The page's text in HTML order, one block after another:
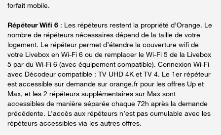
forfait mobile.
Répéteur Wifi 6 : Les répéteurs restent la propriété d’Orange. Le
nombre de répéteurs nécessaires dépend de la taille de votre
logement. Le répéteur permet d’étendre la couverture wifi de
votre Livebox en Wi-Fi 6 ou de remplacer le Wi-Fi 5 de la Livebox
5 par du Wi-Fi 6 (avec équipement compatible). Connexion Wi-Fi
avec Décodeur compatible : TV UHD 4K et TV 4. Le 1er répéteur
est accessible sur demande sur orange.fr pour les offres Up et
Max, et les 2 répéteurs supplémentaires sur Max sont
accessibles de manière séparée chaque 72h après la demande
précédente. L’accès aux répéteurs n’est pas cumulable avec les
répéteurs accessibles via les autres offres.